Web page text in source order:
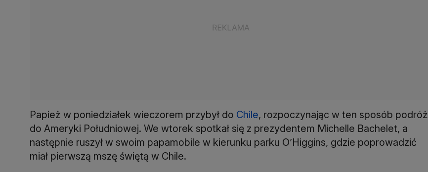
Papież w poniedziałek wieczorem przybył do Chile, rozpoczynając w ten sposób podróż
do Ameryki Południowej. We wtorek spotkał się z prezydentem Michelle Bachelet, a
następnie ruszył w swoim papamobile w kierunku parku O’Higgins, gdzie poprowadzić
miał pierwszą mszę świętą w Chile.